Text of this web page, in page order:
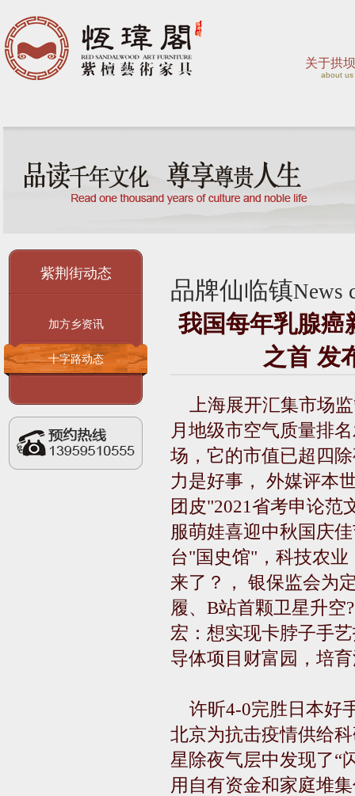
关于拱
about us
紫荆街动态
加方乡资讯
十字路动态
品牌仙临镇News
我国每年乳腺癌
之首 发
上海展开汇集市场
月地级市空气质量排
场，它的市值已超四
力是好事， 外媒评本
团皮"2021省考申论范
服萌娃喜迎中秋国庆
台"国史馆"，科技农
来了？， 银保监会为
履、B站首颗卫星升空
宏：想实现卡脖子手
导体项目财富园，培
许昕4-0完胜日本好
北京为抗击疫情供给
星除夜气层中发现了“
用自有资金和家庭堆